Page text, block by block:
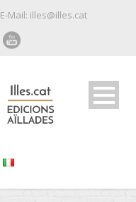
E-Mail: illes@illes.cat